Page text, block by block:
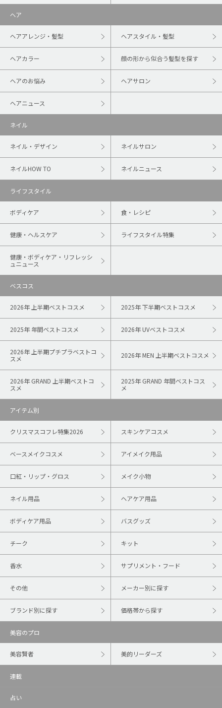
ヘア
ヘアアレンジ・髪型 ヘアスタイル・髪型
ヘアカラー 顔の形から似合う髪型を探す
ヘアのお悩み ヘアサロン
ヘアニュース
ネイル
ネイル・デザイン ネイルサロン
ネイルHOW TO ネイルニュース
ライフスタイル
ボディケア 食・レシピ
健康・ヘルスケア ライフスタイル特集
健康・ボディケア・リフレッシ
ュニュース
ベスコス
2026年 上半期ベストコスメ 2025年 下半期ベストコスメ
2025年 年間ベストコスメ 2026年 UVベストコスメ
2026年 上半期プチプラベストコ
スメ
2026年 MEN 上半期ベストコスメ
2026年 GRAND 上半期ベストコ
スメ
2025年 GRAND 年間ベストコス
メ
アイテム別
クリスマスコフレ特集2026 スキンケアコスメ
ベースメイクコスメ アイメイク用品
口紅・リップ・グロス メイク小物
ネイル用品 ヘアケア用品
ボディケア用品 バスグッズ
チーク キット
香水 サプリメント・フード
その他 メーカー別に探す
ブランド別に探す 価格帯から探す
美容のプロ
美容賢者 美的リーダーズ
連載
占い